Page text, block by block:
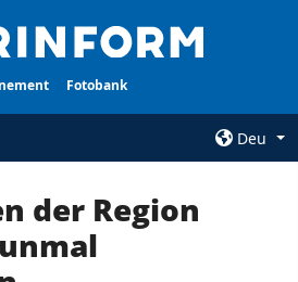
Fotobank
Deu
der Region